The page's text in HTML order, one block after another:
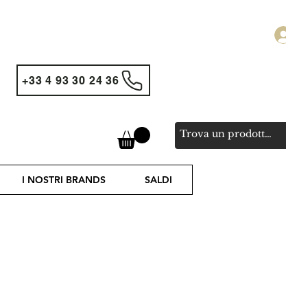
+33 4 93 30 24 36
I NOSTRI BRANDS SALDI